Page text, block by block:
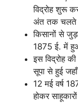
विद्रोह शुरू
अंत तक चलते
किसानों से
1875 ई. में
इस विद्रोह
सूपा से हुई
12 मई वर्ष
होकर